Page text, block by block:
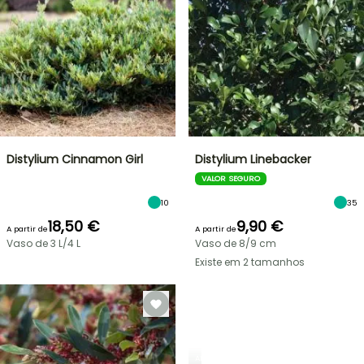
Distylium Cinnamon Girl
10
A partir de18,50 €
Vaso de 3 L/4 L
Distylium Linebacker
VALOR SEGURO
35
A partir de9,90 €
Vaso de 8/9 cm
Existe em 2 tamanhos